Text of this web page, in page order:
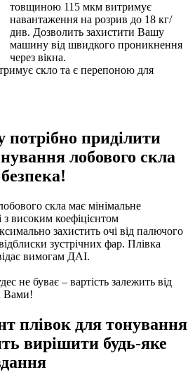
товщиною 115 мкм витримує
навантаження на розрив до 18 кг/
див. Дозволить захистити Вашу
машину від швидкого проникнення
через вікна.
скло та є перепоною для
потрібно приділити
лобового скла
скла має мінімальне
високим коефіцієнтом
захистить очі від палючого
зустрічних фар. Плівка
вимогам ДАІ.
не буває – вартість залежить від
Вами!
плівок для тонування
вирішити будь-яке